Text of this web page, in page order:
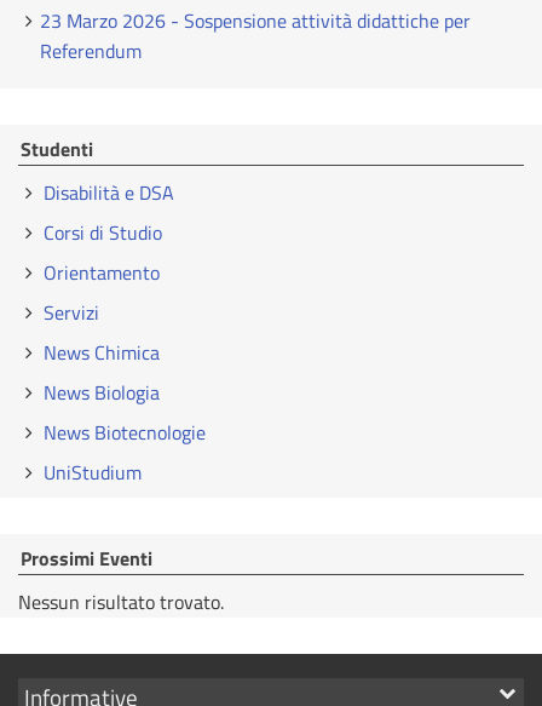
23 Marzo 2026 - Sospensione attività didattiche per
Referendum
Studenti
Disabilità e DSA
Corsi di Studio
Orientamento
Servizi
News Chimica
News Biologia
News Biotecnologie
UniStudium
Prossimi Eventi
Nessun risultato trovato.
Mostra
Informative